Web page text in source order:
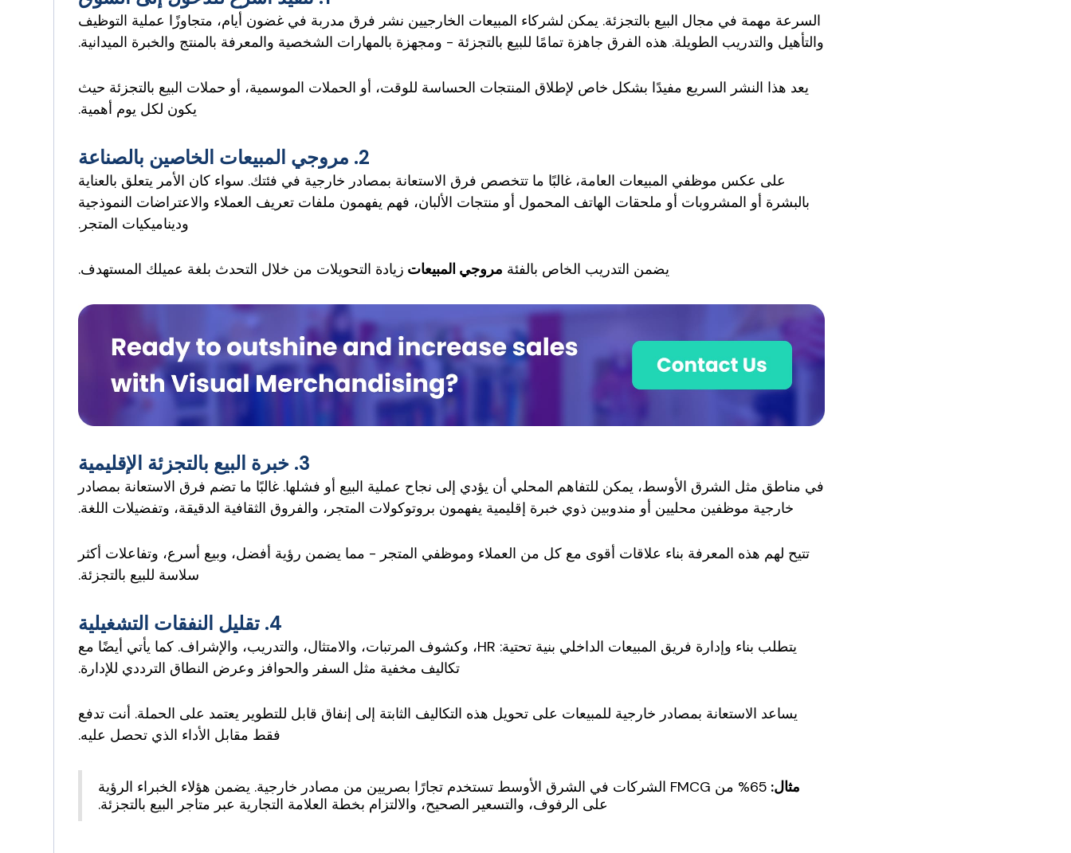
السرعة مهمة في مجال البيع بالتجزئة. يمكن لشركاء المبيعات الخارجيين نشر فرق مدربة في غضون أيام، متجاوزًا عملية التوظيف
والتأهيل والتدريب الطويلة. هذه الفرق جاهزة تمامًا للبيع بالتجزئة - ومجهزة بالمهارات الشخصية والمعرفة بالمنتج والخبرة الميدانية.
يعد هذا النشر السريع مفيدًا بشكل خاص لإطلاق المنتجات الحساسة للوقت، أو الحملات الموسمية، أو حملات البيع بالتجزئة حيث
يكون لكل يوم أهمية.
2. مروجي المبيعات الخاصين بالصناعة
على عكس موظفي المبيعات العامة، غالبًا ما تتخصص فرق الاستعانة بمصادر خارجية في فئتك. سواء كان الأمر يتعلق بالعناية
بالبشرة أو المشروبات أو ملحقات الهاتف المحمول أو منتجات الألبان، فهم يفهمون ملفات تعريف العملاء والاعتراضات النموذجية
وديناميكيات المتجر.
يضمن التدريب الخاص بالفئة مروجي المبيعات زيادة التحويلات من خلال التحدث بلغة عميلك المستهدف.
3. خبرة البيع بالتجزئة الإقليمية
في مناطق مثل الشرق الأوسط، يمكن للتفاهم المحلي أن يؤدي إلى نجاح عملية البيع أو فشلها. غالبًا ما تضم ​​فرق الاستعانة بمصادر
خارجية موظفين محليين أو مندوبين ذوي خبرة إقليمية يفهمون بروتوكولات المتجر، والفروق الثقافية الدقيقة، وتفضيلات اللغة.
تتيح لهم هذه المعرفة بناء علاقات أقوى مع كل من العملاء وموظفي المتجر - مما يضمن رؤية أفضل، وبيع أسرع، وتفاعلات أكثر
سلاسة للبيع بالتجزئة.
4. تقليل النفقات التشغيلية
يتطلب بناء وإدارة فريق المبيعات الداخلي بنية تحتية: HR، وكشوف المرتبات، والامتثال، والتدريب، والإشراف. كما يأتي أيضًا مع
تكاليف مخفية مثل السفر والحوافز وعرض النطاق الترددي للإدارة.
يساعد الاستعانة بمصادر خارجية للمبيعات على تحويل هذه التكاليف الثابتة إلى إنفاق قابل للتطوير يعتمد على الحملة. أنت تدفع
فقط مقابل الأداء الذي تحصل عليه.
مثال:
65% من FMCG الشركات في الشرق الأوسط تستخدم تجارًا بصريين من مصادر خارجية. يضمن هؤلاء الخبراء الرؤية
على الرفوف، والتسعير الصحيح، والالتزام بخطة العلامة التجارية عبر متاجر البيع بالتجزئة.